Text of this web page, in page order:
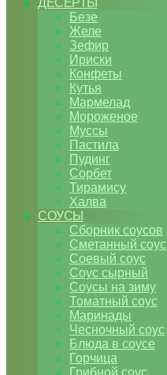
ДЕСЕРТЫ
Безе
Желе
Зефир
Ириски
Конфеты
Кутья
Мармелад
Мороженое
Муссы
Пастила
Пудинг
Сорбет
Тирамису
Халва
СОУСЫ
Сборник соусов
Сметанный соус
Соевый соус
Соус сырный
Соусы на зиму
Томатный соус
Маринады
Чесночный соус
Блюда в соусе
Горчица
Грибной соус